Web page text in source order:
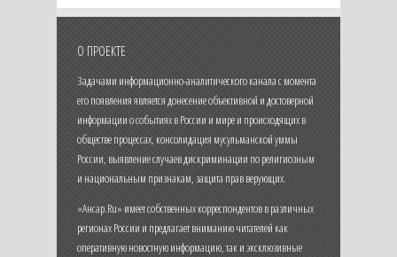
О ПРОЕКТЕ
Задачами информационно-аналитического канала с момента
его появления является донесение объективной и достоверной
информации о событиях в России и мире и происходящих в
обществе процессах, консолидация мусульманской уммы
России, выявление случаев дискриминации по религиозным
и национальным признакам, защита прав верующих.
«Ансар.Ru» имеет собственных корреспондентов в различных
регионах России и предлагает вниманию читателей как
оперативную новостную информацию, так и эксклюзивные